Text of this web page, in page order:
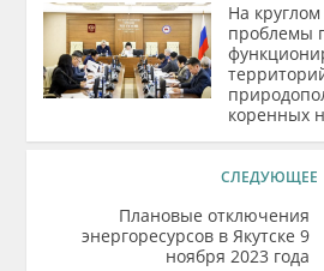
На
проблемы
коренных
СЛЕДУЮЩЕЕ
Плановые отключения
энергоресурсов в Якутске 9
ноября 2023 года